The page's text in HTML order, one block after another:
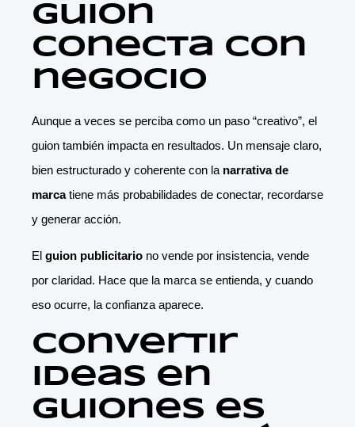
guion
conecta con
negocio
Aunque a veces se perciba como un paso “creativo”, el
guion también impacta en resultados. Un mensaje claro,
bien estructurado y coherente con la narrativa de
marcatiene más probabilidades de conectar, recordarse
y generar acción.
El guion publicitario no vende por insistencia, vende
por claridad. Hace que la marca se entienda, y cuando
eso ocurre, la confianza aparece.
Convertir
ideas en
guiones es